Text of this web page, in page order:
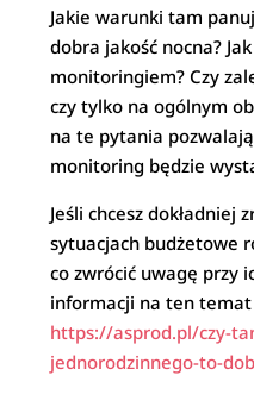
Jakie warunki tam
dobra jakość nocna?
monitoringiem? Czy
czy tylko na ogólnym
na te pytania
monitoring będzie
Jeśli chcesz dokładniej
sytuacjach budżetowe
co zwrócić uwagę przy
informacji na ten
https://asprod.pl/czy-
jednorodzinnego-to-